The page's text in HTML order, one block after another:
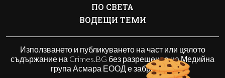
ПО СВЕТА
ВОДЕЩИ ТЕМИ
Използването и публикуването на част или цялото
съдържание на Crimes.BG без разрешение на Медийна
група Асмара ЕООД е забранено.